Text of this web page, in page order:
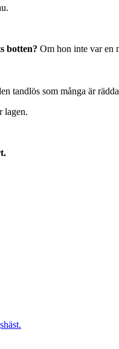
botten? Om hon inte var en
tandlös som många är
lagen.